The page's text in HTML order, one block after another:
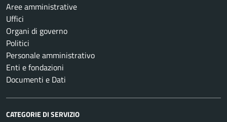
Aree amministrative
Uffici
Organi di governo
Politici
Personale amministrativo
Enti e fondazioni
Documenti e Dati
CATEGORIE DI SERVIZIO